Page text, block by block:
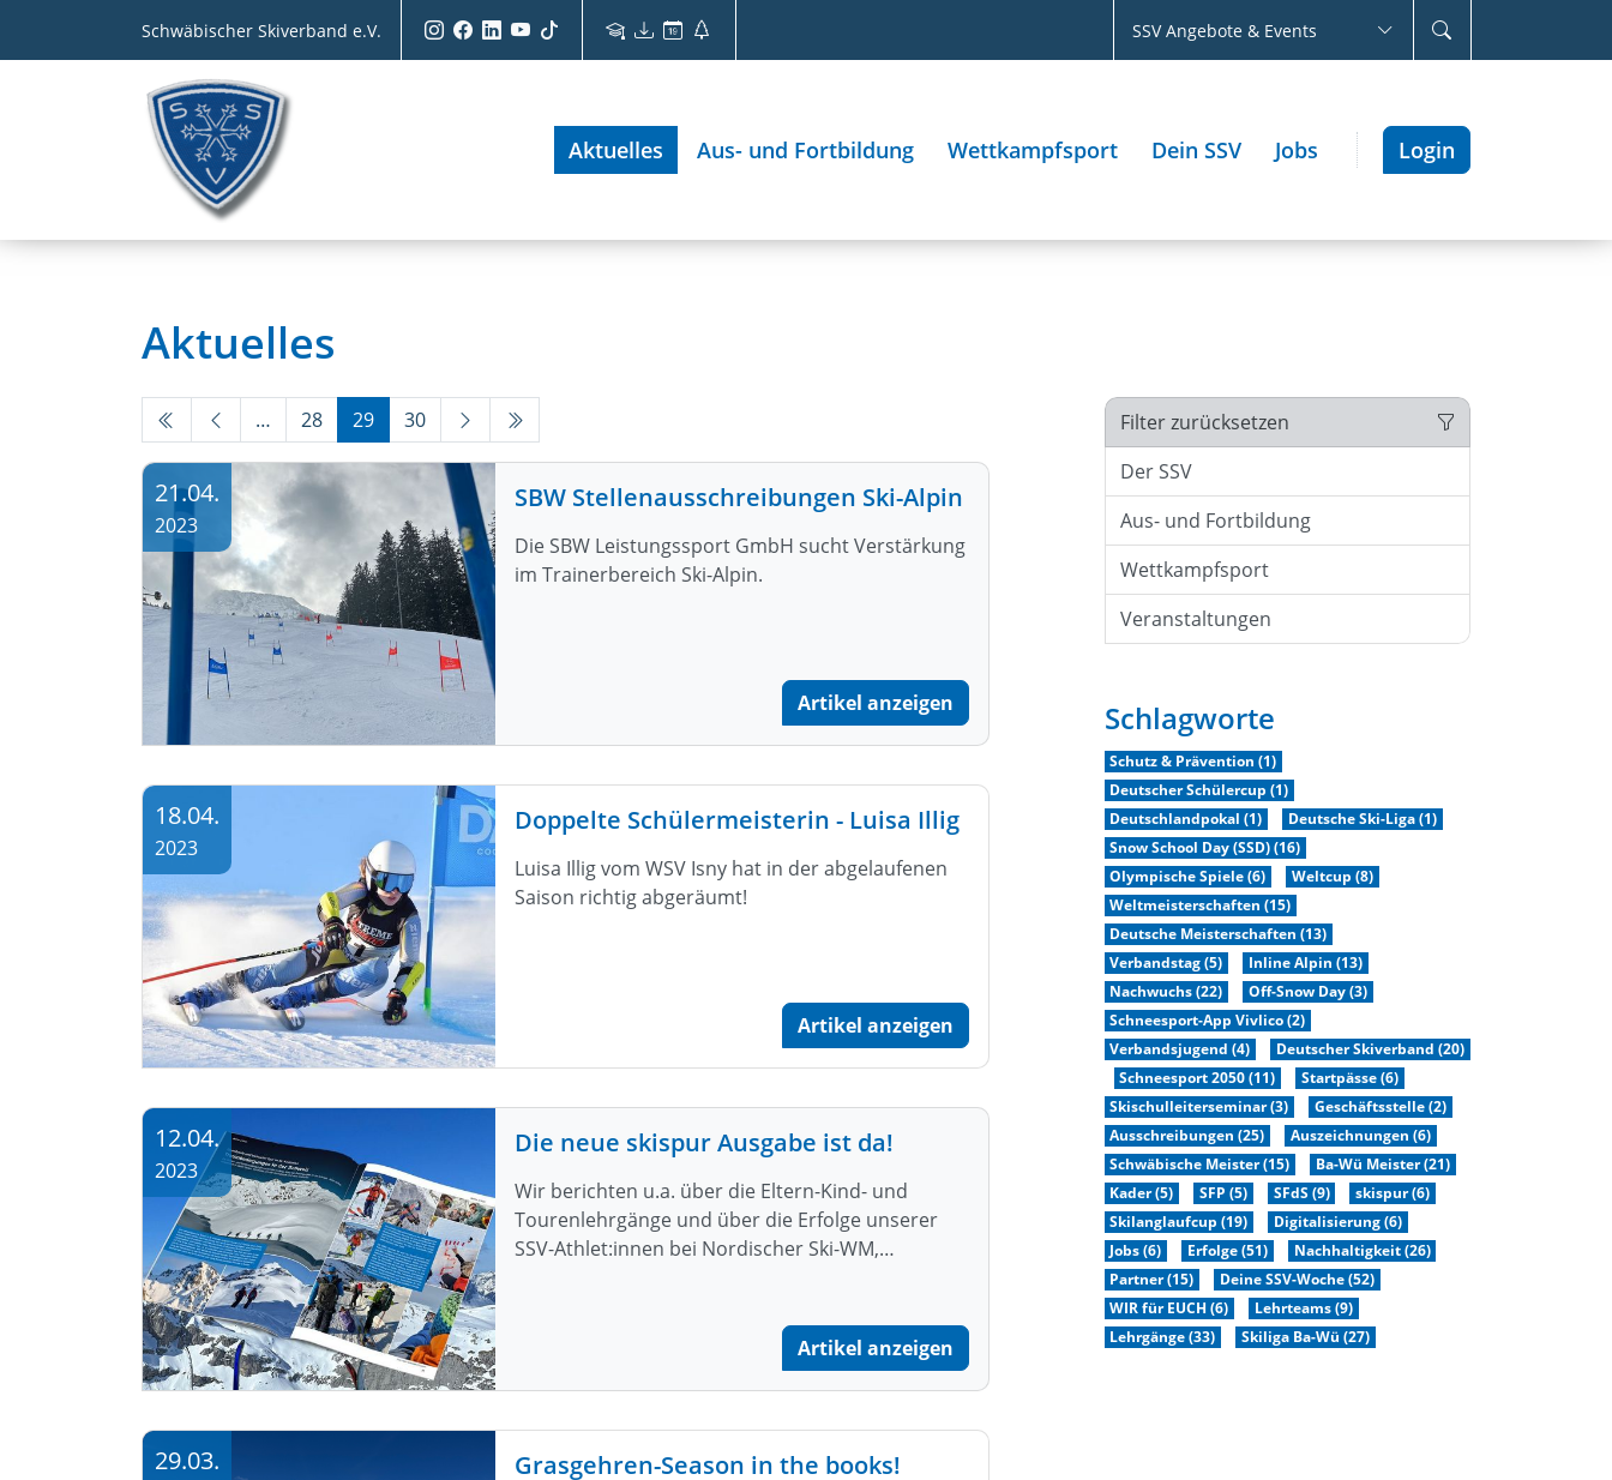
Schwäbischer Skiverband e.V. SSV Angebote & Events
Aktuelles Aus- und Fortbildung Wettkampfsport Dein SSV Jobs Login
Aktuelles
… 28 29 30
SBW Stellenausschreibungen Ski-Alpin
Die SBW Leistungssport GmbH sucht Verstärkung
im Trainerbereich Ski-Alpin.
Artikel anzeigen
21.04.
2023
Doppelte Schülermeisterin - Luisa Illig
Luisa Illig vom WSV Isny hat in der abgelaufenen
Saison richtig abgeräumt!
Artikel anzeigen
18.04.
2023
Die neue skispur Ausgabe ist da!
Wir berichten u.a. über die Eltern-Kind- und
Tourenlehrgänge und über die Erfolge unserer
SSV-Athlet:innen bei Nordischer Ski-WM,…
Artikel anzeigen
12.04.
2023
Grasgehren-Season in the books!
29.03.
Filter zurücksetzen
Der SSV
Aus- und Fortbildung
Wettkampfsport
Veranstaltungen
Schlagworte
Schutz & Prävention (1)
Deutscher Schülercup (1)
Deutschlandpokal (1)
Deutsche Ski-Liga (1)
Snow School Day (SSD) (16)
Olympische Spiele (6)
Weltcup (8)
Weltmeisterschaften (15)
Deutsche Meisterschaften (13)
Verbandstag (5)
Inline Alpin (13)
Nachwuchs (22)
Off-Snow Day (3)
Schneesport-App Vivlico (2)
Verbandsjugend (4)
Deutscher Skiverband (20)
Schneesport 2050 (11)
Startpässe (6)
Skischulleiterseminar (3)
Geschäftsstelle (2)
Ausschreibungen (25)
Auszeichnungen (6)
Schwäbische Meister (15)
Ba-Wü Meister (21)
Kader (5)
SFP (5) SFdS (9)
skispur (6)
Skilanglaufcup (19)
Digitalisierung (6)
Jobs (6)
Erfolge (51)
Nachhaltigkeit (26)
Partner (15)
Deine SSV-Woche (52)
WIR für EUCH (6)
Lehrteams (9)
Lehrgänge (33)
Skiliga Ba-Wü (27)